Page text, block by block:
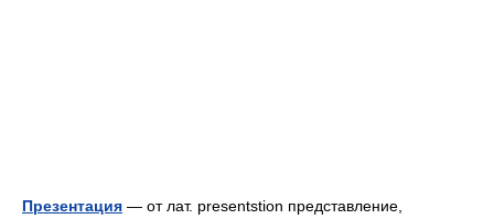
Презентация — от лат. presentstion представление,